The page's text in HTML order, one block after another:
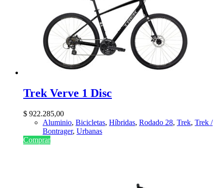
Trek Verve 1 Disc
$ 922.285,00
Aluminio, Bicicletas, Híbridas, Rodado 28, Trek, Trek /
Bontrager, Urbanas
Comprar